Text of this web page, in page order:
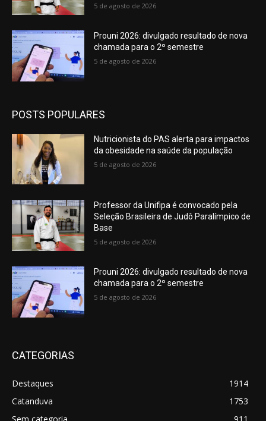
5 de agosto de 2026
Prouni 2026: divulgado resultado de nova
chamada para o 2º semestre
5 de agosto de 2026
POSTS POPULARES
Nutricionista do PAS alerta para impactos
da obesidade na saúde da população
5 de agosto de 2026
Professor da Unifipa é convocado pela
Seleção Brasileira de Judô Paralímpico de
Base
5 de agosto de 2026
Prouni 2026: divulgado resultado de nova
chamada para o 2º semestre
5 de agosto de 2026
CATEGORIAS
Destaques
1914
Catanduva
1753